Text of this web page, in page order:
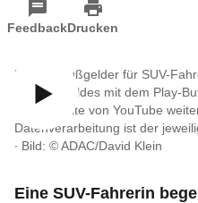
FeedbackDrucken
Höhere Bußgelder für SUV-
Vorschaubildes mit dem Play-
Internetseite von YouTube
Datenverarbeitung ist der
∙ Bild: © ADAC/David Klein
Eine SUV-Fahrerin